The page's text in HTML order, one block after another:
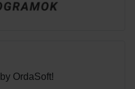
OrdaSoft!